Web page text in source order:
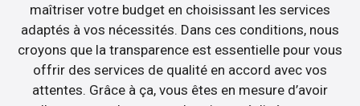
maîtriser votre budget en choisissant les services
adaptés à vos nécessités. Dans ces conditions, nous
croyons que la transparence est essentielle pour vous
offrir des services de qualité en accord avec vos
attentes. Grâce à ça, vous êtes en mesure d’avoir